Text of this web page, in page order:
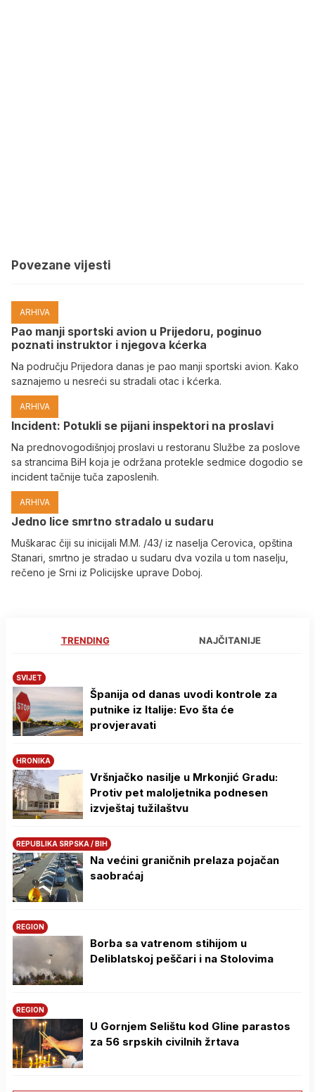
Povezane vijesti
ARHIVA
Pao manji sportski avion u Prijedoru, poginuo
poznati instruktor i njegova kćerka
Na području Prijedora danas je pao manji sportski avion. Kako
saznajemo u nesreći su stradali otac i kćerka.
ARHIVA
Incident: Potukli se pijani inspektori na proslavi
Na prednovogodišnjoj proslavi u restoranu Službe za poslove
sa strancima BiH koja je održana protekle sedmice dogodio se
incident tačnije tuča zaposlenih.
ARHIVA
Јedno lice smrtno stradalo u sudaru
Muškarac čiji su inicijali M.M. /43/ iz naselja Cerovica, opština
Stanari, smrtno je stradao u sudaru dva vozila u tom naselju,
rečeno je Srni iz Policijske uprave Doboj.
TRENDING NAJČITANIJE
SVIJET
Španija od danas uvodi kontrole za
putnike iz Italije: Evo šta će
provjeravati
HRONIKA
Vršnjačko nasilje u Mrkonjić Gradu:
Protiv pet maloljetnika podnesen
izvještaj tužilaštvu
REPUBLIKA SRPSKA / BIH
Na većini graničnih prelaza pojačan
saobraćaj
REGION
Borba sa vatrenom stihijom u
Deliblatskoj peščari i na Stolovima
REGION
U Gornjem Selištu kod Gline parastos
za 56 srpskih civilnih žrtava